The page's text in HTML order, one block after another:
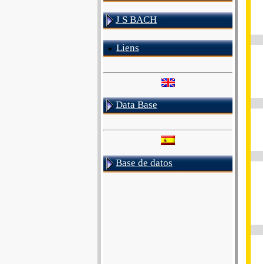
J S BACH
Liens
Data Base
Base de datos